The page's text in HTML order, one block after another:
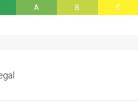
A B C